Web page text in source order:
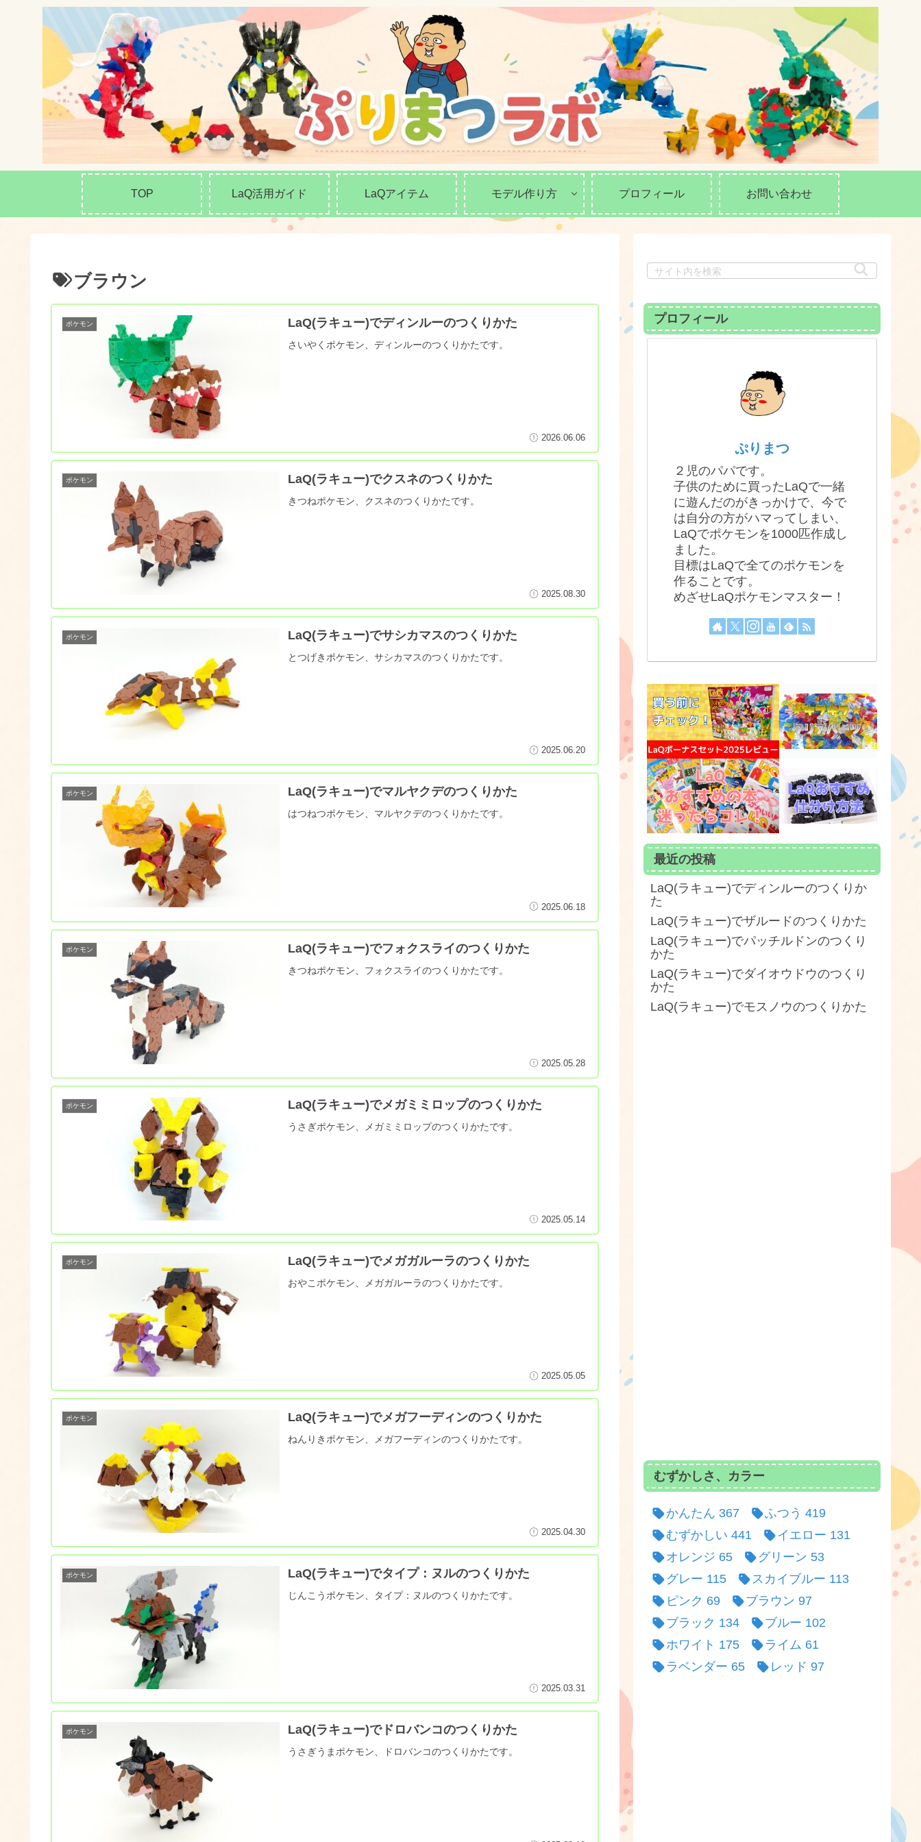
TOP LaQ活用ガイド LaQアイテム モデル作り方 プロフィール お問い合わせ
ブラウン
ポケモン LaQ(ラキュー)でディンルーのつくりかた
さいやくポケモン、ディンルーのつくりかたです。
2026.06.06
ポケモン LaQ(ラキュー)でクスネのつくりかた
きつねポケモン、クスネのつくりかたです。
2025.08.30
ポケモン LaQ(ラキュー)でサシカマスのつくりかた
とつげきポケモン、サシカマスのつくりかたです。
2025.06.20
ポケモン LaQ(ラキュー)でマルヤクデのつくりかた
はつねつポケモン、マルヤクデのつくりかたです。
2025.06.18
ポケモン LaQ(ラキュー)でフォクスライのつくりかた
きつねポケモン、フォクスライのつくりかたです。
2025.05.28
ポケモン LaQ(ラキュー)でメガミミロップのつくりかた
うさぎポケモン、メガミミロップのつくりかたです。
2025.05.14
ポケモン LaQ(ラキュー)でメガガルーラのつくりかた
おやこポケモン、メガガルーラのつくりかたです。
2025.05.05
ポケモン LaQ(ラキュー)でメガフーディンのつくりかた
ねんりきポケモン、メガフーディンのつくりかたです。
2025.04.30
ポケモン LaQ(ラキュー)でタイプ：ヌルのつくりかた
じんこうポケモン、タイプ：ヌルのつくりかたです。
2025.03.31
ポケモン LaQ(ラキュー)でドロバンコのつくりかた
うさぎうまポケモン、ドロバンコのつくりかたです。
プロフィール
ぷりまつ
２児のパパです。
子供のために買ったLaQで一緒
に遊んだのがきっかけで、今で
は自分の方がハマってしまい、
LaQでポケモンを1000匹作成し
ました。
目標はLaQで全てのポケモンを
作ることです。
めざせLaQポケモンマスター！
最近の投稿
LaQ(ラキュー)でディンルーのつくりか
た
LaQ(ラキュー)でザルードのつくりかた
LaQ(ラキュー)でパッチルドンのつくり
かた
LaQ(ラキュー)でダイオウドウのつくり
かた
LaQ(ラキュー)でモスノウのつくりかた
むずかしさ、カラー
かんたん 367 ふつう 419
むずかしい 441 イエロー 131
オレンジ 65 グリーン 53
グレー 115 スカイブルー 113
ピンク 69 ブラウン 97
ブラック 134 ブルー 102
ホワイト 175 ライム 61
ラベンダー 65 レッド 97